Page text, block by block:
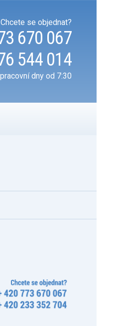
se objednat?
670 067
544 014
dny od 7:30